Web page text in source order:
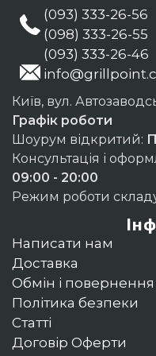
(093) 333-26-56
(098) 333-26-55
(093) 333-26-46
Київ, вул.
Графік роботи
Шоурум відкритий:
Консультація і
09:00 - 20:00
Режим роботи
Написати нам
Доставка
Обмін і повернення
Політика безпеки
Статті
Договір Оферти